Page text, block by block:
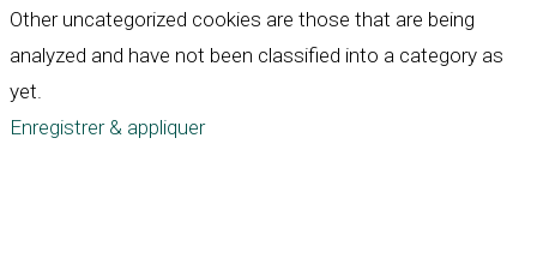
Other uncategorized cookies are those that are being
analyzed and have not been classified into a category as
yet.
Enregistrer & appliquer